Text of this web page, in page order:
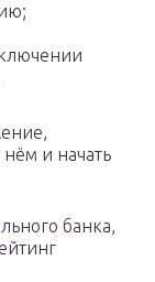
нём и начать
банка,